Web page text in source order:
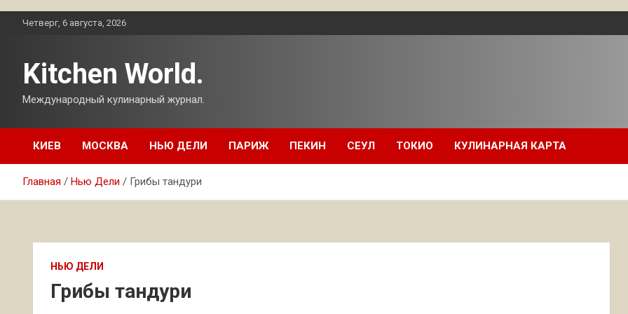
ПерейтиЧетверг, 6 августа, 2026
Kitchen World.
Международный кулинарный журнал.
КИЕВ МОСКВА НЬЮ ДЕЛИ ПАРИЖ ПЕКИН СЕУЛ ТОКИО КУЛИНАРНАЯ КАРТА
Главная Нью Дели Грибы тандури
НЬЮ ДЕЛИ
Грибы тандури